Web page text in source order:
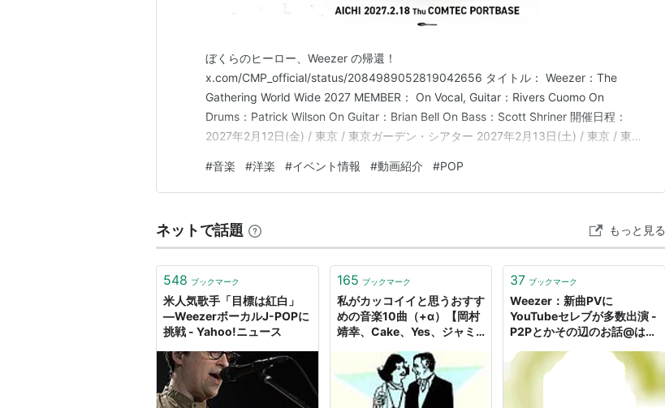
自身のバンドSpace Twinsでも活動中。
最も新しいメンバー。
Patrick Wilson ... Drums
自身のバンドThe Special Goodnessでも活動中。
元メンバー
Matt Sharp ... Bass
1997年 The Rentalsに専念するために脱退。
Mikey Welsh ... Bass
1998年 マットの代わりに加入したが、2001年に脱退。Juliana Hatfieldのバンドメ
ンバーだったこともある。
Japan Tour
1996年10月
初来日。東名阪クアトロや新宿リキッドルームなど。
ぼくらのヒーロー、Weezer の帰還！
x.com/CMP_official/status/2084989052819042656 タイトル： Weezer：The
Gathering World Wide 2027 MEMBER： On Vocal, Guitar：Rivers Cuomo On
Drums：Patrick Wilson On Guitar：Brian Bell On Bass：Scott Shriner 開催日程：
2027年2月12日(金) / 東京 / 東京ガーデン・シアター 2027年2月13日(土) / 東京 / 東京
#音楽 #洋楽 #イベント情報 #動画紹介 #POP
ネットで話題 もっと見る
548 ブックマーク
米人気歌手「目標は紅白」
―WeezerボーカルJ-POPに
挑戦 - Yahoo!ニュース
165 ブックマーク
私がカッコイイと思うおすす
めの音楽10曲（+α）【岡村
靖幸、Cake、Yes、ジャミ
どジャンルごちゃごちゃ】 -
広汎性発達障害の女がたまに
毒を吐くブログ
37 ブックマーク
Weezer：新曲PVに
YouTubeセレブが多数出演 -
P2Pとかその辺のお話@はて